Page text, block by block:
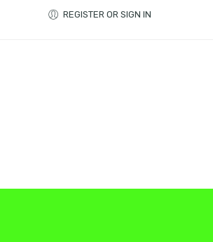
REGISTER OR SIGN IN